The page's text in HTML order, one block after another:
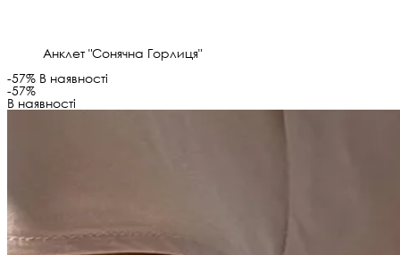
Анклет "Сонячна Горлиця"
-57% В наявності
-57%
В наявності